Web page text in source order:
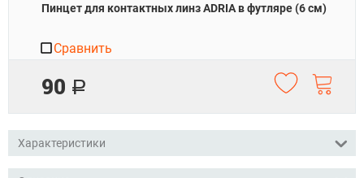
Пинцет для контактных линз ADRIA в футляре (6 см)
90 Р
Сравнить
Характеристики